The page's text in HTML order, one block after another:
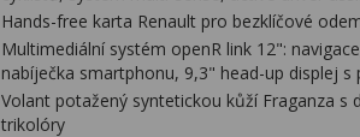
Hands-free karta Renault pro bezklíčové
Multimediální systém openR link 12":
nabíječka smartphonu, 9,3" head-up displej s
Volant potažený syntetickou kůží Fraganza s
trikolóry